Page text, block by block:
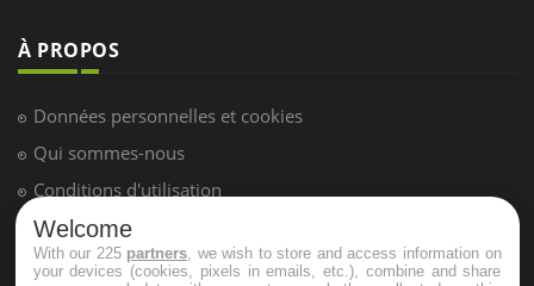
À PROPOS
Données personnelles et cookies
Qui sommes-nous
Conditions d'utilisation
Plan du site
Mentions Légales
Welcome
With our 225 partners , we wish to store and access information on
your devices (cookies, pixels in emails, etc.), combine and share